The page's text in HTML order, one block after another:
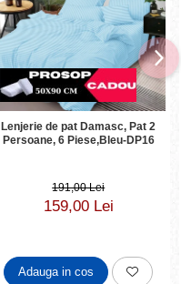
Lenjerie de pat Damasc, Pat 2
Persoane, 6 Piese,Bleu-DP16
191,00 Lei
159,00 Lei
Adauga in cos